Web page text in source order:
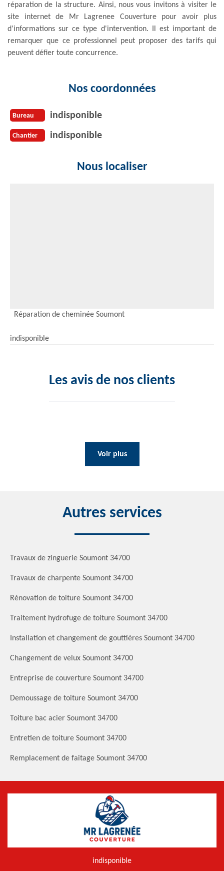
réparation de la structure. Ainsi, nous vous invitons à visiter le
site internet de Mr Lagrenee Couverture pour avoir plus
d'informations sur ce type d'intervention. Il est important de
remarquer que ce professionnel peut proposer des tarifs qui
peuvent défier toute concurrence.
Nos coordonnées
Bureau indisponible
Chantier indisponible
Nous localiser
Réparation de cheminée Soumont
indisponible
Les avis de nos clients
Voir plus
Autres services
Travaux de zinguerie Soumont 34700
Travaux de charpente Soumont 34700
Rénovation de toiture Soumont 34700
Traitement hydrofuge de toiture Soumont 34700
Installation et changement de gouttières Soumont 34700
Changement de velux Soumont 34700
Entreprise de couverture Soumont 34700
Demoussage de toiture Soumont 34700
Toiture bac acier Soumont 34700
Entretien de toiture Soumont 34700
Remplacement de faitage Soumont 34700
indisponible